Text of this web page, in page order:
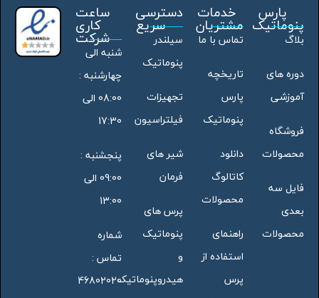
پارس
پنوماتیک
بلاگ
دوره های
آموزشی
فروشگاه
محصولات
فایل سه
بعدی
محصولات
خدمات
مشتریان
تماس با ما
تاریخچه
پارس
پنوماتیک
دانلود
کاتالوگ
محصولات
راهنمای
استفاده از
پرس
دسترسی
سریع
سیلندر
پنوماتیک
تجهیزات
فیلتراسیون
شیر های
فرمان
پرس های
پنوماتیک
و
هیدروپنوماتیک
ساعت
کاری
شرکت
شنبه الی
چهارشنبه :
08:00 الی
17:30
پنجشنبه :
09:00 الی
13:00
شماره
تماس :
46802020